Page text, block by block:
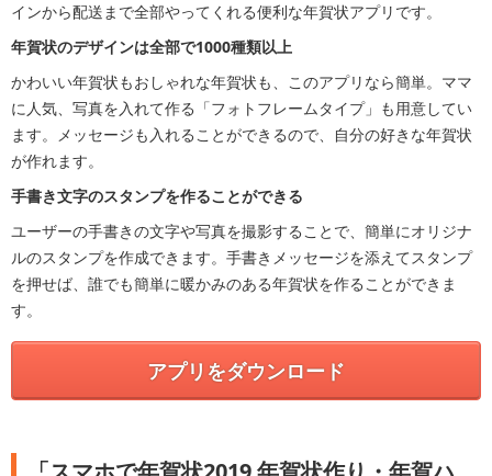
インから配送まで全部やってくれる便利な年賀状アプリです。
年賀状のデザインは全部で1000種類以上
かわいい年賀状もおしゃれな年賀状も、このアプリなら簡単。ママ
に人気、写真を入れて作る「フォトフレームタイプ」も用意してい
ます。メッセージも入れることができるので、自分の好きな年賀状
が作れます。
手書き文字のスタンプを作ることができる
ユーザーの手書きの文字や写真を撮影することで、簡単にオリジナ
ルのスタンプを作成できます。手書きメッセージを添えてスタンプ
を押せば、誰でも簡単に暖かみのある年賀状を作ることができま
す。
アプリをダウンロード